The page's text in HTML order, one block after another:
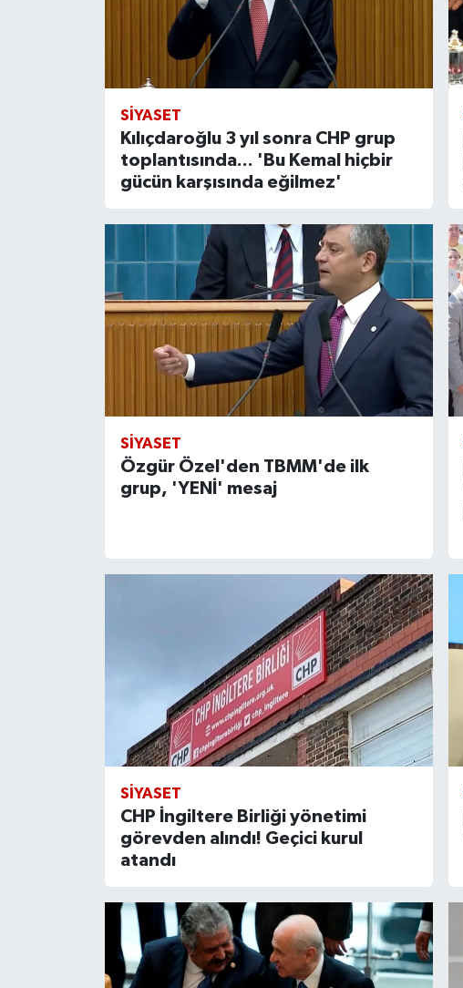
SIYASET
Kılıçdaroğlu 3 yıl sonra CHP grup
toplantısında... 'Bu Kemal hiçbir
gücün karşısında eğilmez'
SIYASET
Özgür Özel'den TBMM'de ilk
grup, 'YENİ' mesaj
SIYASET
CHP İngiltere Birliği yönetimi
görevden alındı! Geçici kurul
atandı